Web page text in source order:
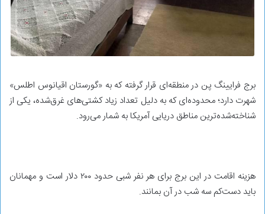
برج فرایینگ پن در منطقه‌ای قرار گرفته که به «گورستان اقیانوس اطلس»
شهرت دارد؛ محدوده‌ای که به دلیل تعداد زیاد کشتی‌های غرق‌شده، یکی از
شناخته‌شده‌ترین مناطق دریایی آمریکا به شمار می‌رود.
هزینه اقامت در این برج برای هر نفر شبی حدود ۲۰۰ دلار است و مهمانان
باید دست‌کم سه شب در آن بمانند.